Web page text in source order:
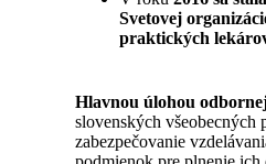
Svetovej
praktických
Hlavnou úlohou
slovenských všeobecných
zabezpečovanie